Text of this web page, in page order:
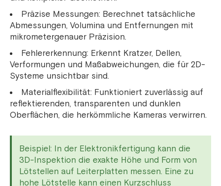
Präzise Messungen: Berechnet tatsächliche
Abmessungen, Volumina und Entfernungen mit
mikrometergenauer Präzision.
Fehlererkennung: Erkennt Kratzer, Dellen,
Verformungen und Maßabweichungen, die für 2D-
Systeme unsichtbar sind.
Materialflexibilität: Funktioniert zuverlässig auf
reflektierenden, transparenten und dunklen
Oberflächen, die herkömmliche Kameras verwirren.
Beispiel: In der Elektronikfertigung kann die
3D-Inspektion die exakte Höhe und Form von
Lötstellen auf Leiterplatten messen. Eine zu
hohe Lötstelle kann einen Kurzschluss